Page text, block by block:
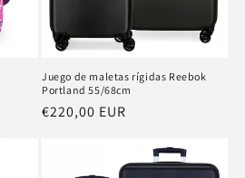
Juego de maletas rígidas Reebok
Portland 55/68cm
Precio
€220,00 EUR